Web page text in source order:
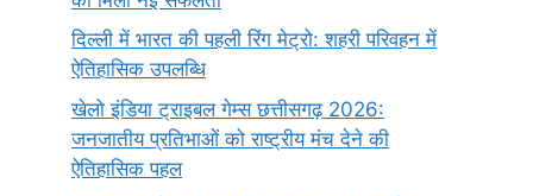
दिल्ली में भारत की पहली रिंग मेट्रो: शहरी परिवहन में
ऐतिहासिक उपलब्धि
खेलो इंडिया ट्राइबल गेम्स छत्तीसगढ़ 2026:
जनजातीय प्रतिभाओं को राष्ट्रीय मंच देने की
ऐतिहासिक पहल